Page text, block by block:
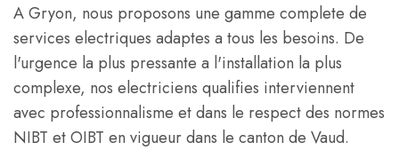
A Gryon, nous proposons une gamme complete de
services electriques adaptes a tous les besoins. De
l'urgence la plus pressante a l'installation la plus
complexe, nos electriciens qualifies interviennent
avec professionnalisme et dans le respect des normes
NIBT et OIBT en vigueur dans le canton de Vaud.